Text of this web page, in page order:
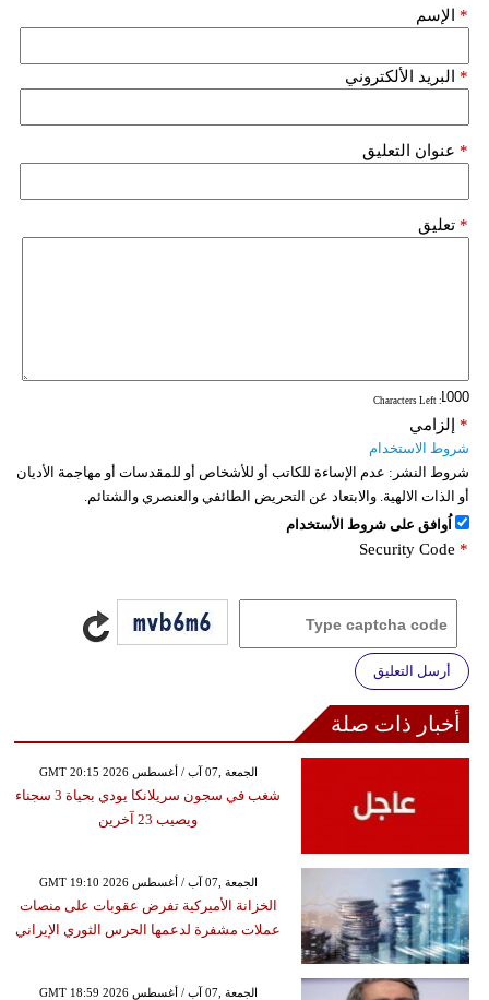
مرأة
وتكنولوجيا
الإسم *
البريد الألكتروني *
عنوان التعليق *
تعليق *
: Characters Left
إلزامي *
شروط الاستخدام
شروط النشر: عدم الإساءة للكاتب أو للأشخاص أو للمقدسات أو مهاجمة الأديان
أو الذات الالهية. والابتعاد عن التحريض الطائفي والعنصري والشتائم.
اُوافق على شروط الأستخدام
Security Code *
أرسل التعليق
أخبار ذات صلة
GMT 20:15 2026 الجمعة ,07 آب / أغسطس
شغب في سجون سريلانكا يودي بحياة 3 سجناء
ويصيب 23 آخرين
GMT 19:10 2026 الجمعة ,07 آب / أغسطس
الخزانة الأميركية تفرض عقوبات على منصات
عملات مشفرة لدعمها الحرس الثوري الإيراني
GMT 18:59 2026 الجمعة ,07 آب / أغسطس